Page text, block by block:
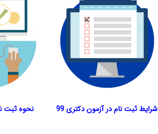
شرایط ثبت نام در آزمون دکتری 99 نحوه ثبت